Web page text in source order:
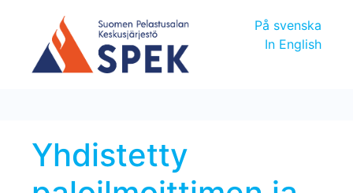
På svenska
In English
Yhdistetty